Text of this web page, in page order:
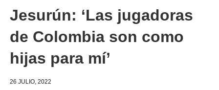
Jesurún: ‘Las jugadoras
de Colombia son como
hijas para mí’
26 JULIO, 2022